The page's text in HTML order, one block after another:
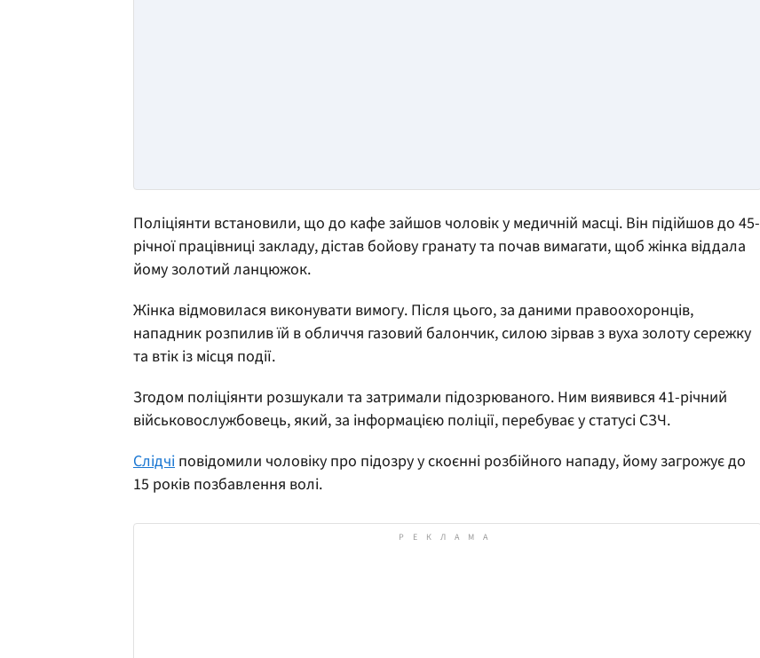
Поліціянти встановили, що до кафе зайшов чоловік у медичній масці. Він підійшов до 45-
річної працівниці закладу, дістав бойову гранату та почав вимагати, щоб жінка віддала
йому золотий ланцюжок.
Жінка відмовилася виконувати вимогу. Після цього, за даними правоохоронців,
нападник розпилив їй в обличчя газовий балончик, силою зірвав з вуха золоту сережку
та втік із місця події.
Згодом поліціянти розшукали та затримали підозрюваного. Ним виявився 41-річний
військовослужбовець, який, за інформацією поліції, перебуває у статусі СЗЧ.
Слідчі повідомили чоловіку про підозру у скоєнні розбійного нападу, йому загрожує до
15 років позбавлення волі.